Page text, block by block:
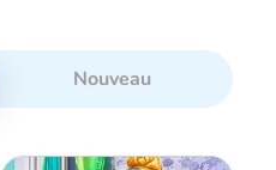
Nouveau